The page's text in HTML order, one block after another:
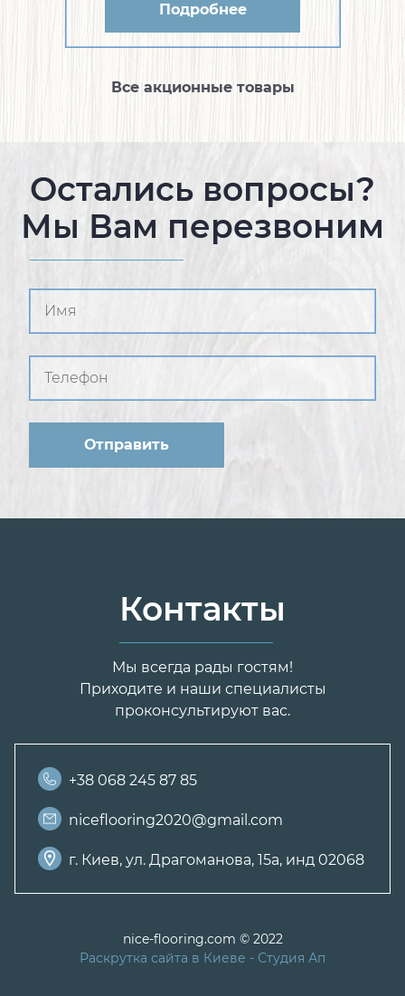
Подробнее
Все акционные товары
Остались вопросы?
Мы Вам перезвоним
Контакты
Мы всегда рады гостям!
Приходите и наши специалисты
проконсультируют вас.
+38 068 245 87 85
niceflooring2020@gmail.com
г. Киев, ул. Драгоманова, 15а, инд 02068
nice-flooring.com © 2022
Раскрутка сайта в Киеве - Студия Ап